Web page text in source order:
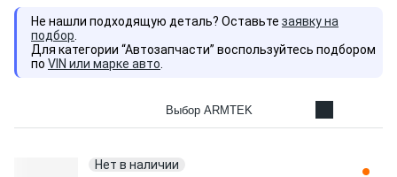
Не нашли подходящую деталь? Оставьте заявку на
подбор
Для категории “Автозапчасти” воспользуйтесь подбором
по VIN или марке авто
Выбор ARMTEK
Нет в наличии